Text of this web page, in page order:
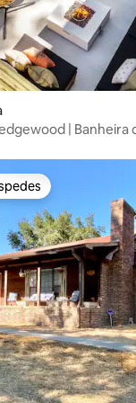
| Banheira
dos